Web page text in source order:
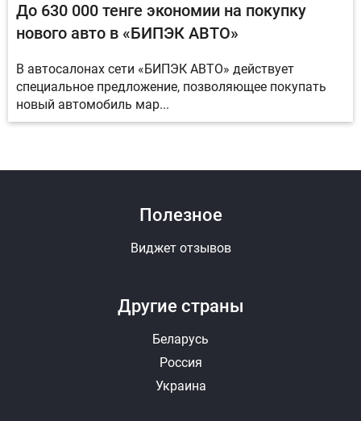
До 630 000 тенге экономии на покупку
нового авто в «БИПЭК АВТО»
В автосалонах сети «БИПЭК АВТО» действует
специальное предложение, позволяющее покупать
новый автомобиль мар...
Другие страны
Беларусь
Россия
Украина
Полезное
Виджет отзывов